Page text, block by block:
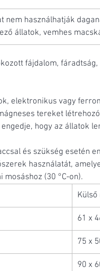
nem használhatják
állatok, vemhes
fájdalom,
elektronikus vagy
tereket
hogy az állatok
és szükség esetén
használatát,
(30 °C-on).
61 x
75 x
90 x